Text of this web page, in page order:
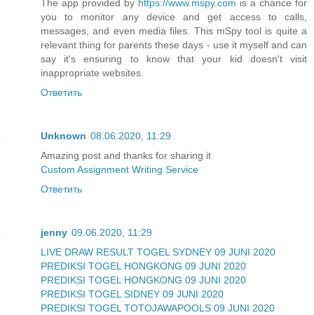
The app provided by https://www.mspy.com is a chance for
you to monitor any device and get access to calls,
messages, and even media files. This mSpy tool is quite a
relevant thing for parents these days - use it myself and can
say it's ensuring to know that your kid doesn't visit
inappropriate websites.
Ответить
Unknown 08.06.2020, 11:29
Amazing post and thanks for sharing it
Custom Assignment Writing Service
Ответить
jenny 09.06.2020, 11:29
LIVE DRAW RESULT TOGEL SYDNEY 09 JUNI 2020
PREDIKSI TOGEL HONGKONG 09 JUNI 2020
PREDIKSI TOGEL HONGKONG 09 JUNI 2020
PREDIKSI TOGEL SIDNEY 09 JUNI 2020
PREDIKSI TOGEL TOTOJAWAPOOLS 09 JUNI 2020